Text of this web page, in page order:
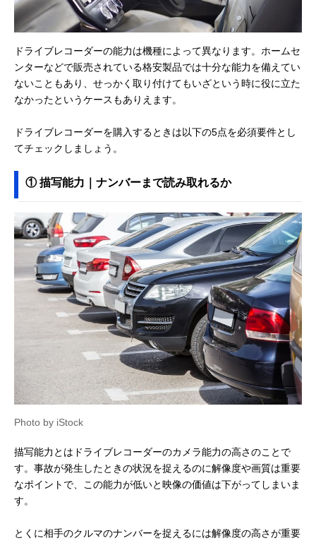
ドライブレコーダーの能力は機種によって異なります。ホームセ
ンターなどで販売されている格安製品では十分な能力を備えてい
ないこともあり、せっかく取り付けてもいざという時に役に立た
なかったというケースもありえます。
ドライブレコーダーを購入するときは以下の5点を必須要件とし
てチェックしましょう。
① 描写能力｜ナンバーまで読み取れるか
Photo by iStock
描写能力とはドライブレコーダーのカメラ能力の高さのことで
す。事故が発生したときの状況を捉えるのに解像度や画質は重要
なポイントで、この能力が低いと映像の価値は下がってしまいま
す。
とくに相手のクルマのナンバーを捉えるには解像度の高さが重要